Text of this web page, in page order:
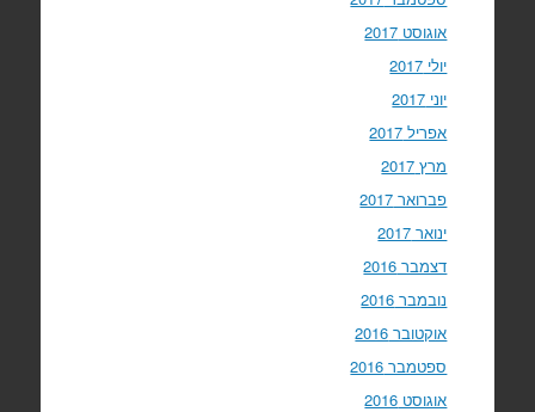
אוגוסט 2017
יולי 2017
יוני 2017
אפריל 2017
מרץ 2017
פברואר 2017
ינואר 2017
דצמבר 2016
נובמבר 2016
אוקטובר 2016
ספטמבר 2016
אוגוסט 2016